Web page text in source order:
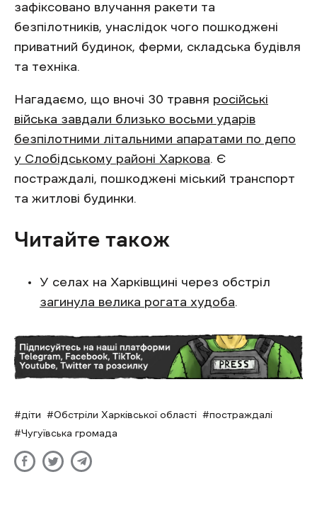
зафіксовано влучання ракети та
безпілотників, унаслідок чого пошкоджені
приватний будинок, ферми, складська будівля
та техніка.
Нагадаємо, що вночі 30 травня російські
війська завдали близько восьми ударів
безпілотними літальними апаратами по депо
у Слобідському районі Харкова. Є
постраждалі, пошкоджені міський транспорт
та житлові будинки.
Читайте також
У селах на Харківщині через обстріл
загинула велика рогата худоба.
діти Обстріли Харківської області
постраждалі
Чугуївська громада